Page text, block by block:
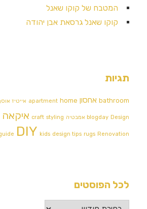
המטבח של קוקו שאנל
קוקו שאנל גרסאת אבן יהודה
תגיות
bathroom אחסון apartment home אייטיז
blogday Design אמבטיה craft styling איקאה
DIY kids design tips rugs Renovation
לכל הפוסטים
לכל